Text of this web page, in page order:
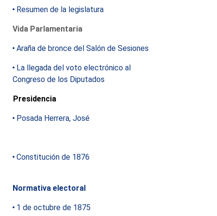
Resumen de la legislatura
Vida Parlamentaria
Araña de bronce del Salón de Sesiones
La llegada del voto electrónico al
Congreso de los Diputados
Presidencia
Posada Herrera, José
Constitución de 1876
Normativa electoral
1 de octubre de 1875